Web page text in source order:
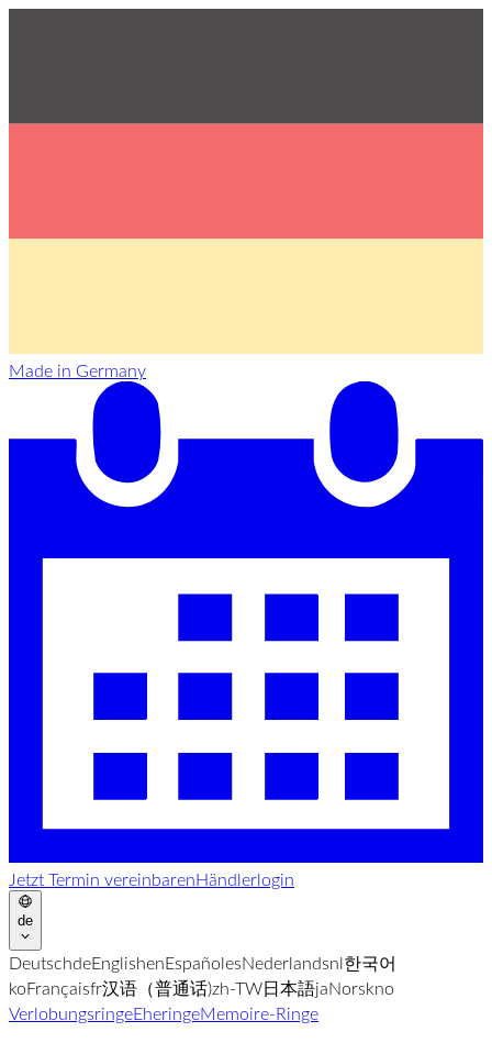
Made in Germany
Jetzt Termin vereinbarenHändlerlogin
de
DeutschdeEnglishenEspañolesNederlandsnl한국어
koFrançaisfr汉语（普通话)zh-TW日本語jaNorskno
VerlobungsringeEheringeMemoire-Ringe